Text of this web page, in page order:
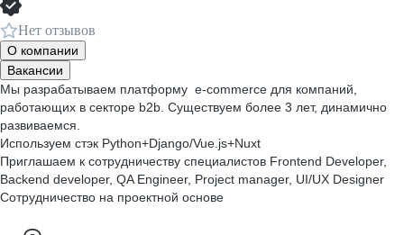
Нет отзывов
О компании
Вакансии
Мы разрабатываем платформу e-commerce для компаний,
работающих в секторе b2b. Существуем более 3 лет, динамично
развиваемся.
Используем стэк Python+Django/Vue.js+Nuxt
Приглашаем к сотрудничеству специалистов Frontend Developer,
Backend developer, QA Engineer, Project manager, UI/UX Designer
Сотрудничество на проектной основе